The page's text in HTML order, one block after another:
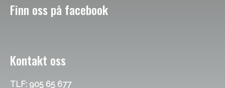
Finn oss på facebook
Kontakt oss
TLF: 905 65 677